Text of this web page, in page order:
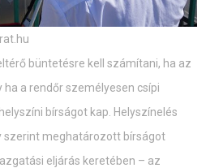
büntetésre kell számítani, ha az
ha a rendőr személyesen csípi
bírságot kap. Helyszínelés
szerint meghatározott bírságot
eljárás keretében – az